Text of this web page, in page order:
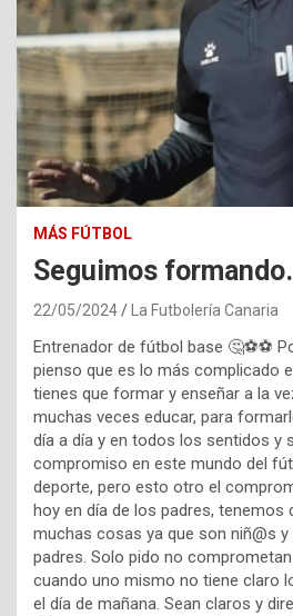
MÁS FÚTBOL
Seguimos formando.
22/05/2024 La Futbolería Canaria
Entrenador de fútbol base 🤔⚽️⚽️
pienso que es lo más complicado
tienes que formar y enseñar a la
muchas veces educar, para
día a día y en todos los sentidos y
compromiso en este mundo del
deporte, pero esto otro el
hoy en día de los padres, tenemos
muchas cosas ya que son niñ@s y
padres. Solo pido no
cuando uno mismo no tiene claro
el día de mañana. Sean claros y